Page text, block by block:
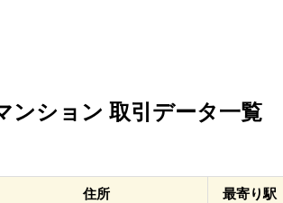
ンション 取引データ一覧
住所 最寄り駅